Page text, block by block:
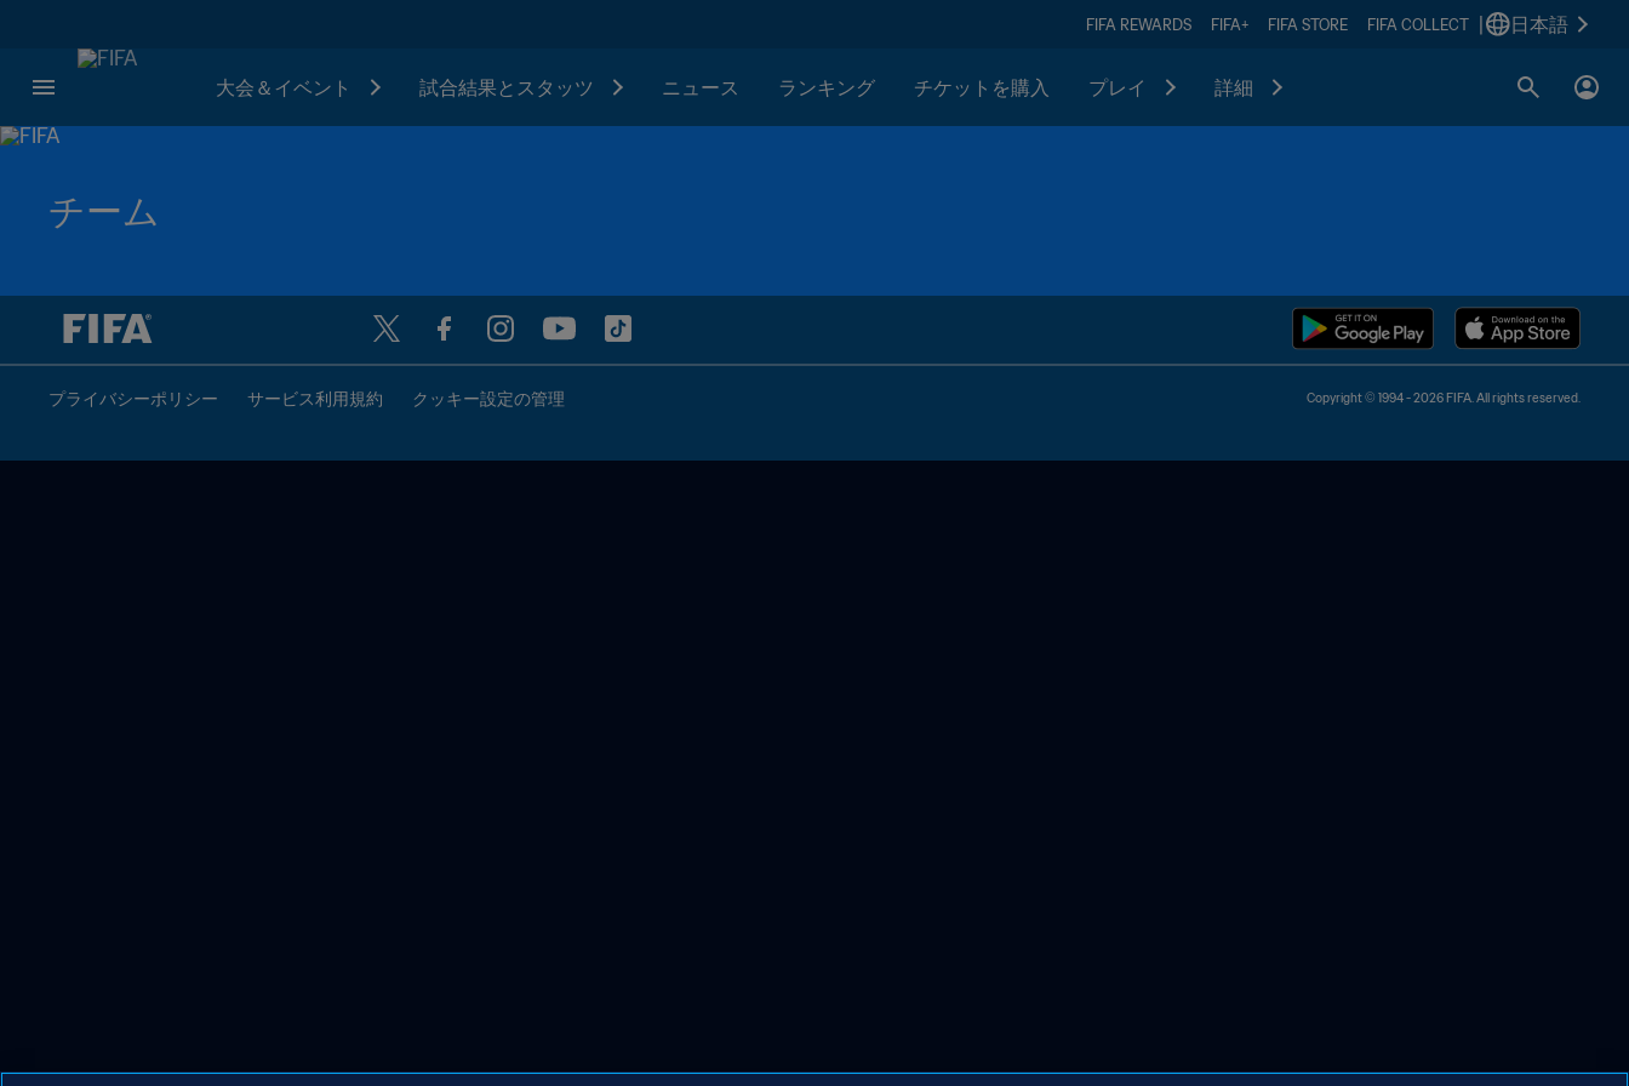
FIFA REWARDS FIFA+ FIFA STORE FIFA COLLECT 日本語
大会＆イベント 試合結果とスタッツ ニュース ランキング チケットを購入 プレイ 詳細
チーム
プライバシーポリシー サービス利用規約 クッキー設定の管理 Copyright © 1994 - 2026 FIFA. All rights reserved.